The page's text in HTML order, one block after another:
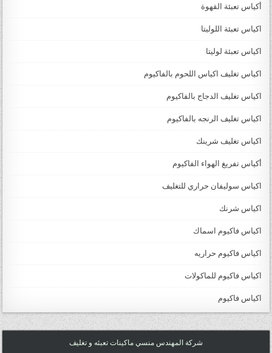
أكياس تعبئة القهوة
اكياس تعبئة اللوليتا
اكياس تعبئة لوليتا
اكياس تغليف اكياس اللحوم بالفاكيوم
اكياس تغليف الدجاج بالفاكيوم
اكياس تغليف الرنجه بالفاكيوم
اكياس تغليف شرينك
أكياس تفريغ الهواء الفاكيوم
اكياس سوليفان حراري للتغليف
اكياس شرنك
اكياس فاكيوم اسماك
اكياس فاكيوم حراريه
اكياس فاكيوم للماكولات
اكياس فاكيوم
شركة المهندس منسي ماكينات تعبئه و تغليف